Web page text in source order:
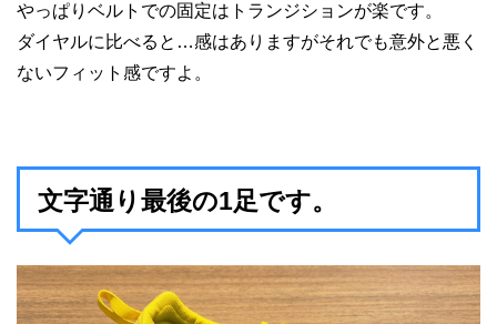
やっぱりベルトでの固定はトランジションが楽です。
ダイヤルに比べると…感はありますがそれでも意外と悪く
ないフィット感ですよ。
文字通り最後の1足です。